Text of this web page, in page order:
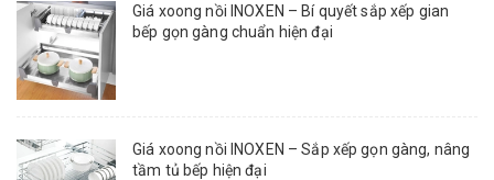
Giá xoong nồi INOXEN – Bí quyết sắp xếp gian
bếp gọn gàng chuẩn hiện đại
Giá xoong nồi INOXEN – Sắp xếp gọn gàng, nâng
tầm tủ bếp hiện đại